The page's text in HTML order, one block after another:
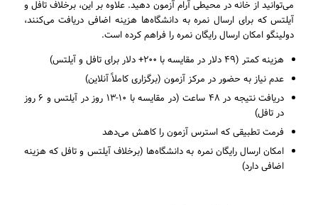
می‌توانید از خانه در محیطی آرام آزمون دهید. علاوه بر این، برخلاف تافل و
آیلتس که برای ارسال نمره به دانشگاه‌ها هزینه اضافی دریافت می‌کنند،
دولینگو امکان ارسال رایگان نمره را فراهم کرده است.
هزینه کمتر (۴۹ دلار در مقایسه با ۲۰۰+ دلار برای تافل و آیلتس)
عدم نیاز به حضور در مرکز آزمون (برگزاری کاملاً آنلاین)
دریافت نتیجه در ۴۸ ساعت (در مقایسه با ۱۰-۱۳ روز در آیلتس و ۶ روز
در تافل)
فرمت تطبیقی که استرس آزمون را کاهش می‌دهد
امکان ارسال رایگان نمره به دانشگاه‌ها (برخلاف آیلتس و تافل که هزینه
اضافی دارد)